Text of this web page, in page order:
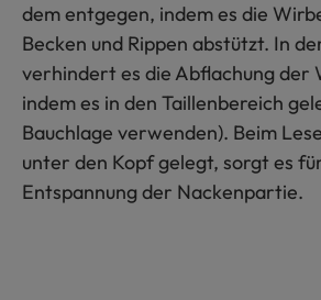
dem entgegen, indem es die
Becken und Rippen abstützt. In
verhindert es die Abflachung der
indem es in den Taillenbereich
Bauchlage verwenden). Beim
unter den Kopf gelegt, sorgt es
Entspannung der Nackenpartie.